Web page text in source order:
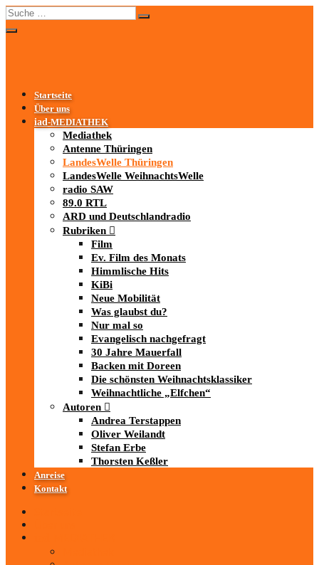
Startseite
Über uns
iad-MEDIATHEK
Mediathek
Antenne Thüringen
LandesWelle Thüringen
LandesWelle WeihnachtsWelle
radio SAW
89.0 RTL
ARD und Deutschlandradio
Rubriken
Film
Ev. Film des Monats
Himmlische Hits
KiBi
Neue Mobilität
Was glaubst du?
Nur mal so
Evangelisch nachgefragt
30 Jahre Mauerfall
Backen mit Doreen
Die schönsten Weihnachtsklassiker
Weihnachtliche „Elfchen“
Autoren
Andrea Terstappen
Oliver Weilandt
Stefan Erbe
Thorsten Keßler
Anreise
Kontakt